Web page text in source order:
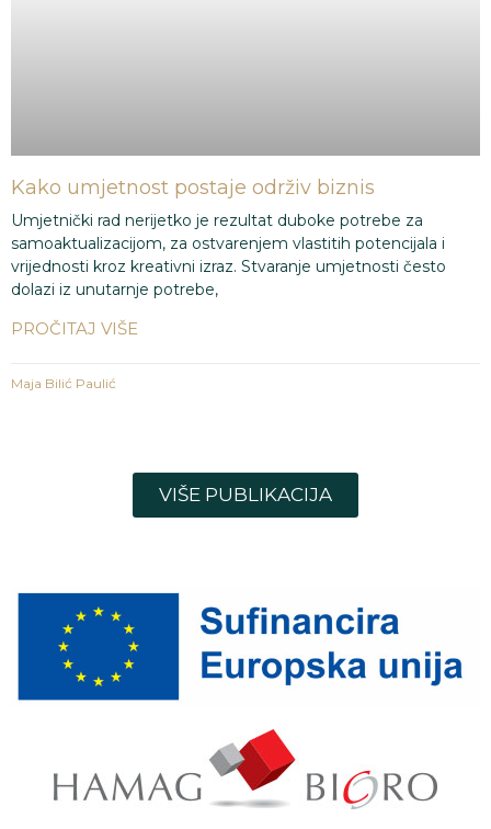
Kako umjetnost postaje održiv biznis
Umjetnički rad nerijetko je rezultat duboke potrebe za
samoaktualizacijom, za ostvarenjem vlastitih potencijala i
vrijednosti kroz kreativni izraz. Stvaranje umjetnosti često
dolazi iz unutarnje potrebe,
PROČITAJ VIŠE
Maja Bilić Paulić
VIŠE PUBLIKACIJA